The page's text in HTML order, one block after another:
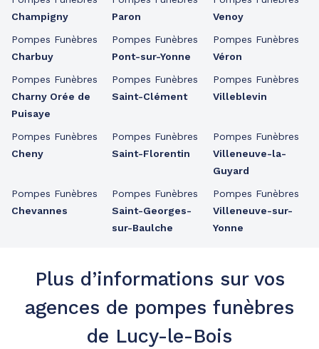
Champigny
Pompes Funèbres
Charbuy
Pompes Funèbres
Charny Orée de
Puisaye
Pompes Funèbres
Cheny
Pompes Funèbres
Chevannes
Paron
Pompes Funèbres
Pont-sur-Yonne
Pompes Funèbres
Saint-Clément
Pompes Funèbres
Saint-Florentin
Pompes Funèbres
Saint-Georges-
sur-Baulche
Venoy
Pompes Funèbres
Véron
Pompes Funèbres
Villeblevin
Pompes Funèbres
Villeneuve-la-
Guyard
Pompes Funèbres
Villeneuve-sur-
Yonne
Plus d’informations sur vos
agences de pompes funèbres
de Lucy-le-Bois